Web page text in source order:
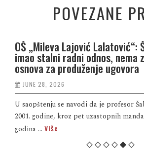
POVEZANE
OŠ „Mileva Lajović Lalatović“:
imao stalni radni odnos, nema
osnova za produženje ugovora
JUNE 28, 2026
U saopštenju se navodi da je profesor
2001. godine, kroz pet uzastopnih
godina ... Više